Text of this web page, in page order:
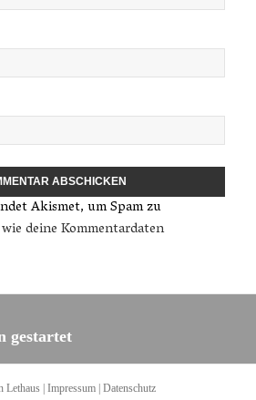
Akismet, um Spam zu
deine Kommentardaten
gestartet
Lethaus |Impressum |Datenschutz